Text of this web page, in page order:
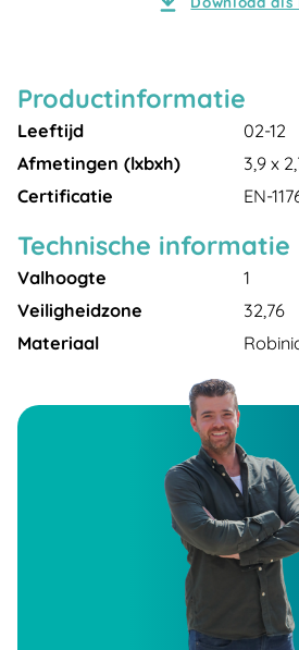
Productinformatie
Leeftijd
02-12
Afmetingen (lxbxh)
3,9 x
Certificatie
EN-
Technische informatie
Valhoogte
1
Veiligheidzone
32,76
Materiaal